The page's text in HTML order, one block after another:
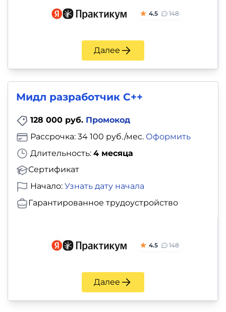
4.5 148
Далее
Мидл разработчик С++
128 000 руб. Промокод
Длительность: 4 месяца
Сертификат
Рассрочка: 34 100 руб./мес. Оформить
Начало: Узнать дату начала
Гарантированное трудоустройство
4.5 148
Далее